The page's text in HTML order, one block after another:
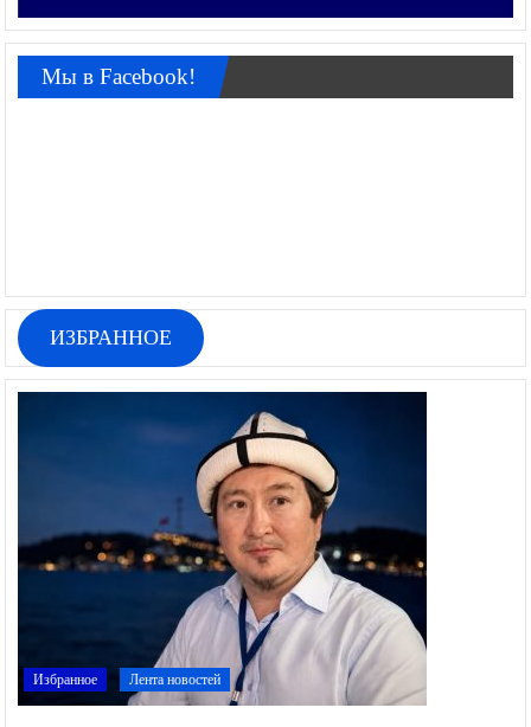
Мы в Facebook!
ИЗБРАННОЕ
Избранное Лента новостей